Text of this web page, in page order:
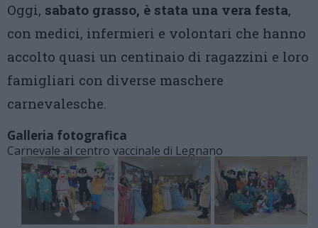
Oggi, sabato grasso, è stata una vera festa,
con medici, infermieri e volontari che hanno
accolto quasi un centinaio di ragazzini e loro
famigliari con diverse maschere
carnevalesche.
Galleria fotografica
Carnevale al centro vaccinale di Legnano